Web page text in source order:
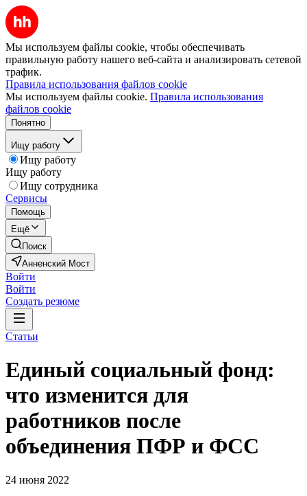
Мы используем файлы cookie, чтобы обеспечивать
правильную работу нашего веб-сайта и анализировать сетевой
трафик.
Правила использования файлов cookie
Мы используем файлы cookie. Правила использования
файлов cookie
Понятно
Ищу работу
Ищу работу
Ищу работу
Ищу сотрудника
Сервисы
Помощь
Ещё
Поиск
Анненский Мост
Войти
Войти
Создать резюме
Статьи
Единый социальный фонд:
что изменится для
работников после
объединения ПФР и ФСС
24 июня 2022